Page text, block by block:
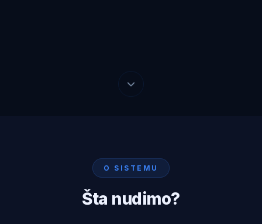
O SISTEMU
Šta nudimo?